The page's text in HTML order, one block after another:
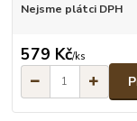
Nejsme plátci DPH
579 Kč/ks